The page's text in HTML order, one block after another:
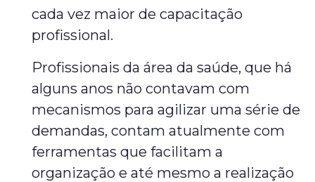
cada vez maior de capacitação
profissional.
Profissionais da área da saúde, que há
alguns anos não contavam com
mecanismos para agilizar uma série de
demandas, contam atualmente com
ferramentas que facilitam a
organização e até mesmo a realização